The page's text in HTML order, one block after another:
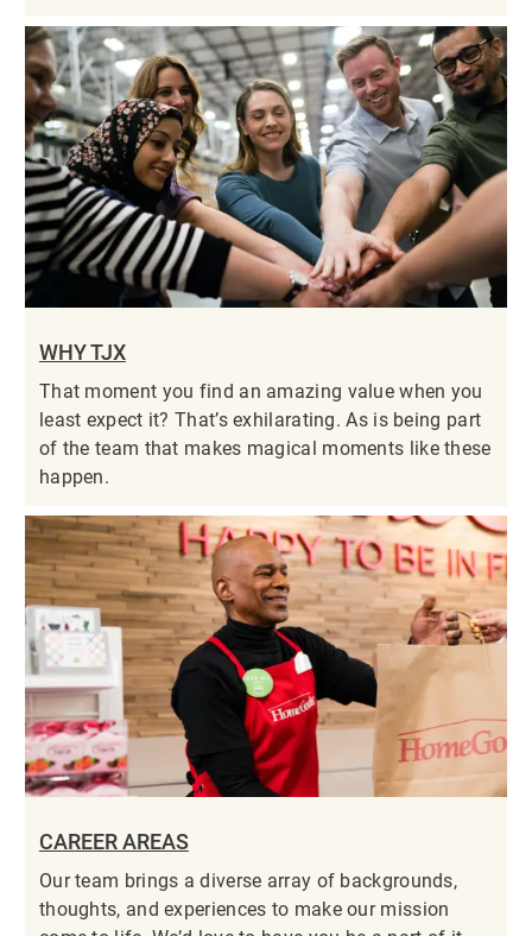
WHY TJX
That moment you find an amazing value when you
least expect it? That’s exhilarating. As is being part
of the team that makes magical moments like these
happen.
CAREER AREAS
Our team brings a diverse array of backgrounds,
thoughts, and experiences to make our mission